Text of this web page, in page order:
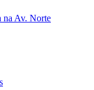
na Av. Norte